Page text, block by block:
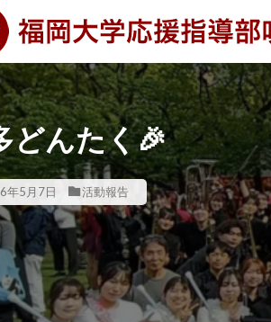
どんたく🎉
年5月7日 活動報告